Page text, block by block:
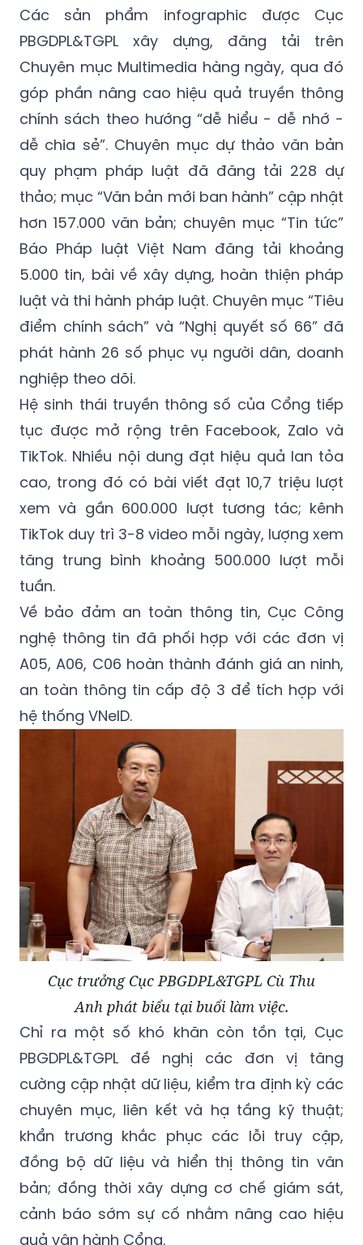
Các sản phẩm infographic được Cục
PBGDPL&TGPL xây dựng, đăng tải trên
Chuyên mục Multimedia hàng ngày, qua đó
góp phần nâng cao hiệu quả truyền thông
chính sách theo hướng “dễ hiểu - dễ nhớ -
dễ chia sẻ”. Chuyên mục dự thảo văn bản
quy phạm pháp luật đã đăng tải 228 dự
thảo; mục “Văn bản mới ban hành” cập nhật
hơn 157.000 văn bản; chuyên mục “Tin tức”
Báo Pháp luật Việt Nam đăng tải khoảng
5.000 tin, bài về xây dựng, hoàn thiện pháp
luật và thi hành pháp luật. Chuyên mục “Tiêu
điểm chính sách” và “Nghị quyết số 66” đã
phát hành 26 số phục vụ người dân, doanh
nghiệp theo dõi.
Hệ sinh thái truyền thông số của Cổng tiếp
tục được mở rộng trên Facebook, Zalo và
TikTok. Nhiều nội dung đạt hiệu quả lan tỏa
cao, trong đó có bài viết đạt 10,7 triệu lượt
xem và gần 600.000 lượt tương tác; kênh
TikTok duy trì 3-8 video mỗi ngày, lượng xem
tăng trung bình khoảng 500.000 lượt mỗi
tuần.
Về bảo đảm an toàn thông tin, Cục Công
nghệ thông tin đã phối hợp với các đơn vị
A05, A06, C06 hoàn thành đánh giá an ninh,
an toàn thông tin cấp độ 3 để tích hợp với
hệ thống VNeID.
Cục trưởng Cục PBGDPL&TGPL Cù Thu
Anh phát biểu tại buổi làm việc.
Chỉ ra một số khó khăn còn tồn tại, Cục
PBGDPL&TGPL đề nghị các đơn vị tăng
cường cập nhật dữ liệu, kiểm tra định kỳ các
chuyên mục, liên kết và hạ tầng kỹ thuật;
khẩn trương khắc phục các lỗi truy cập,
đồng bộ dữ liệu và hiển thị thông tin văn
bản; đồng thời xây dựng cơ chế giám sát,
cảnh báo sớm sự cố nhằm nâng cao hiệu
quả vận hành Cổng.